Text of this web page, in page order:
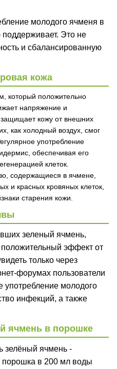
молодого ячменя в
поддерживает. Это не
и сбалансированную
кожа
который положительно
напряжение и
кожу от внешних
как холодный воздух, смог
употребление
обеспечивая его
клеток.
содержащиеся в ячмене,
и красных кровяных клеток,
старения кожи.
зеленый ячмень,
положительный эффект от
только через
форумах пользователи
употребление молодого
инфекций, а также
ячмень в порошке
зелёный ячмень -
порошка в 200 мл воды